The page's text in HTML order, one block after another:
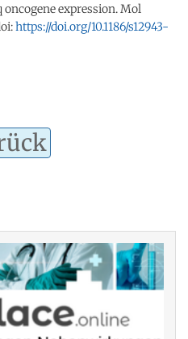
expression. Mol
https://doi.org/10.1186/s12943-